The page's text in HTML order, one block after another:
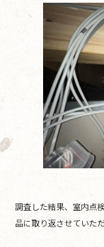
調査した結果、室内点
品に取り返させていた